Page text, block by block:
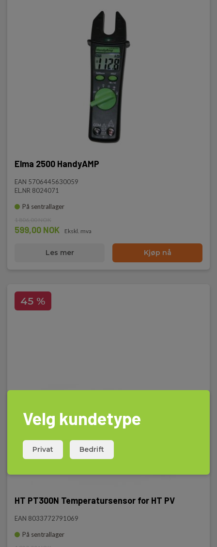
Elma 2500 HandyAMP
EAN 5706445630059
EL.NR 8024071
På sentrallager
599,00 NOK Ekskl. mva
Les mer Kjøp nå
45 %
HT PT300N Temperatursensor for HT PV
EAN 8033772791069
På sentrallager
Velg kundetype
Privat Bedrift